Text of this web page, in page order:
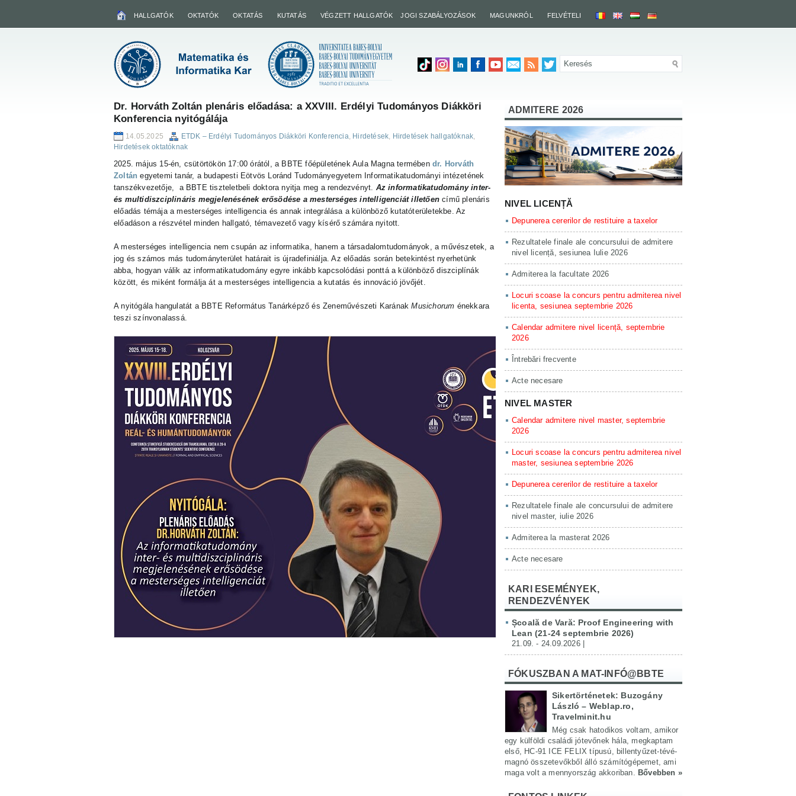
HALLGATÓK OKTATÓK OKTATÁS KUTATÁS VÉGZETT HALLGATÓK JOGI SZABÁLYOZÁSOK MAGUNKRÓL FELVÉTELI
Dr. Horváth Zoltán plenáris előadása: a XXVIII. Erdélyi Tudományos Diákköri
Konferencia nyitógálája
14.05.2025 ETDK – Erdélyi Tudományos Diákköri Konferencia, Hirdetések, Hirdetések hallgatóknak,
Hirdetések oktatóknak
2025. május 15-én, csütörtökön 17:00 órától, a BBTE főépületének Aula Magna termében dr. Horváth
Zoltán egyetemi tanár, a budapesti Eötvös Loránd Tudományegyetem Informatikatudományi intézetének
tanszékvezetője, a BBTE tiszteletbeli doktora nyitja meg a rendezvényt. Az informatikatudomány inter-
és multidiszciplináris megjelenésének erősödése a mesterséges intelligenciát illetőencímű plenáris
előadás témája a mesterséges intelligencia és annak integrálása a különböző kutatóterületekbe. Az
előadáson a részvétel minden hallgató, témavezető vagy kísérő számára nyitott.
A mesterséges intelligencia nem csupán az informatika, hanem a társadalomtudományok, a művészetek, a
jog és számos más tudományterület határait is újradefiniálja. Az előadás során betekintést nyerhetünk
abba, hogyan válik az informatikatudomány egyre inkább kapcsolódási ponttá a különböző diszciplínák
között, és miként formálja át a mesterséges intelligencia a kutatás és innováció jövőjét.
A nyitógála hangulatát a BBTE Református Tanárképző és Zeneművészeti KaránakMusichorum énekkara
teszi színvonalassá.
ADMITERE 2026
NIVEL LICENȚĂ
Depunerea cererilor de restituire a taxelor
Rezultatele finale ale concursului de admitere
nivel licență, sesiunea Iulie 2026
Admiterea la facultate 2026
Locuri scoase la concurs pentru admiterea nivel
licenta, sesiunea septembrie 2026
Calendar admitere nivel licență, septembrie
2026
Întrebări frecvente
Acte necesare
NIVEL MASTER
Calendar admitere nivel master, septembrie
2026
Locuri scoase la concurs pentru admiterea nivel
master, sesiunea septembrie 2026
Depunerea cererilor de restituire a taxelor
Rezultatele finale ale concursului de admitere
nivel master, iulie 2026
Admiterea la masterat 2026
Acte necesare
KARI ESEMÉNYEK,
RENDEZVÉNYEK
Școală de Vară: Proof Engineering with
Lean (21-24 septembrie 2026)
21.09. - 24.09.2026 |
FÓKUSZBAN A MAT-INFÓ@BBTE
Sikertörténetek: Buzogány
László – Weblap.ro,
Travelminit.hu
Még csak hatodikos voltam, amikor
egy külföldi családi jótevőnek hála, megkaptam
első, HC-91 ICE FELIX típusú, billentyűzet-tévé-
magnó összetevőkből álló számítógépemet, ami
maga volt a mennyország akkoriban. Bővebben »